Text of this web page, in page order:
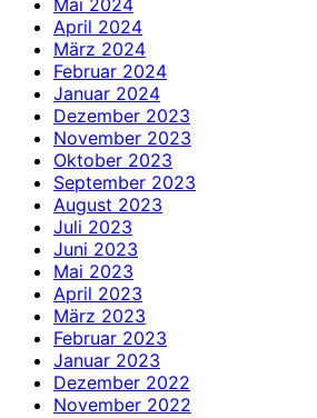
Mai 2024
April 2024
März 2024
Februar 2024
Januar 2024
Dezember 2023
November 2023
Oktober 2023
September 2023
August 2023
Juli 2023
Juni 2023
Mai 2023
April 2023
März 2023
Februar 2023
Januar 2023
Dezember 2022
November 2022